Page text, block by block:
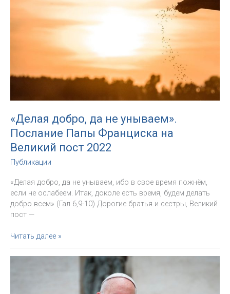
Святейшего
Франциска
литургическом
Божия
«Делая добро, да не унываем».
Послание Папы Франциска на
Великий пост 2022
Публикации
«Делая добро, да не унываем, ибо в свое время пожнём,
если не ослабеем. Итак, доколе есть время, будем делать
добро всем» (Гал 6,9-10) Дорогие братья и сестры, Великий
пост —
«Делая
добро,
да
Читать далее »